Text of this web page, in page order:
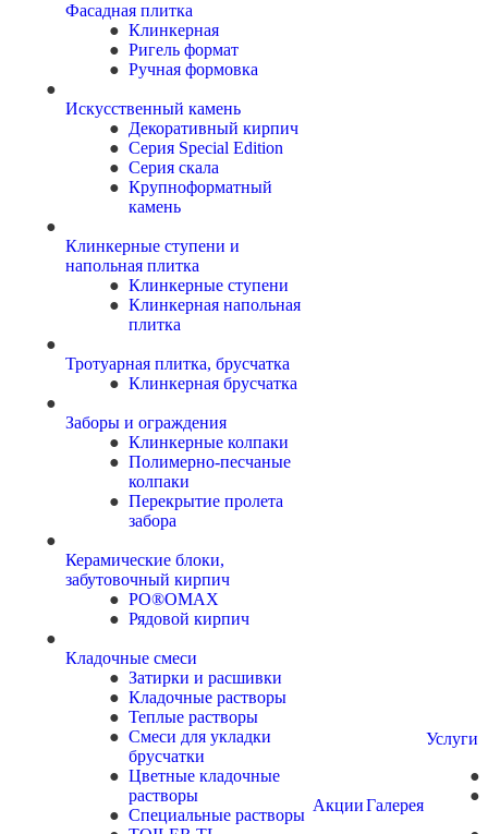
Фасадная плитка
Клинкерная
Ригель формат
Ручная формовка
Искусственный камень
Декоративный кирпич
Серия Special Edition
Серия скала
Крупноформатный
камень
Клинкерные ступени и
напольная плитка
Клинкерные ступени
Клинкерная напольная
плитка
Тротуарная плитка, брусчатка
Клинкерная брусчатка
Заборы и ограждения
Клинкерные колпаки
Полимерно-песчаные
колпаки
Перекрытие пролета
забора
Керамические блоки,
забутовочный кирпич
PO®OMAX
Рядовой кирпич
Кладочные смеси
Затирки и расшивки
Кладочные растворы
Теплые растворы
Смеси для укладки
брусчатки
Цветные кладочные
растворы
Специальные растворы
АкцииГалерея
Услуги